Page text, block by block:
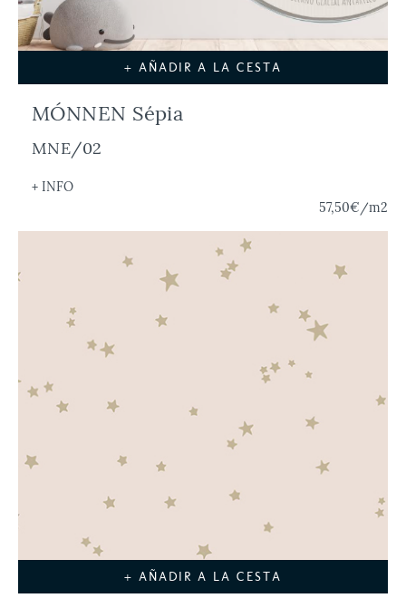
+ AÑADIR A LA CESTA
MÓNNEN Sépia
MNE/02
+ INFO
57,50€ /m2
+ AÑADIR A LA CESTA